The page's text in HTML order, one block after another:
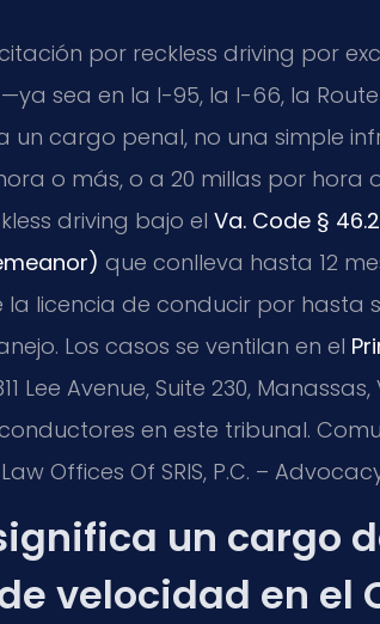
por reckless driving por
—ya sea en la I-95, la I-66, la
un cargo penal, no una simple
o más, o a 20 millas por
driving bajo el Va. Code §
que conlleva hasta 12
la licencia de conducir por hasta
Los casos se ventilan en el
Lee Avenue, Suite 230, Manassas,
en este tribunal.
Offices Of SRIS, P.C. –
un cargo
velocidad en el